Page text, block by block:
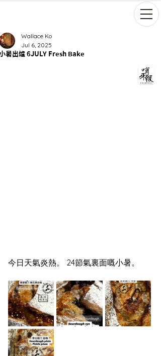
暑出爐 6JULY Fresh Bake
Wallace Ko
Jul 6, 2025
今日天氣炎熱。 24節氣裏面嘅小暑。